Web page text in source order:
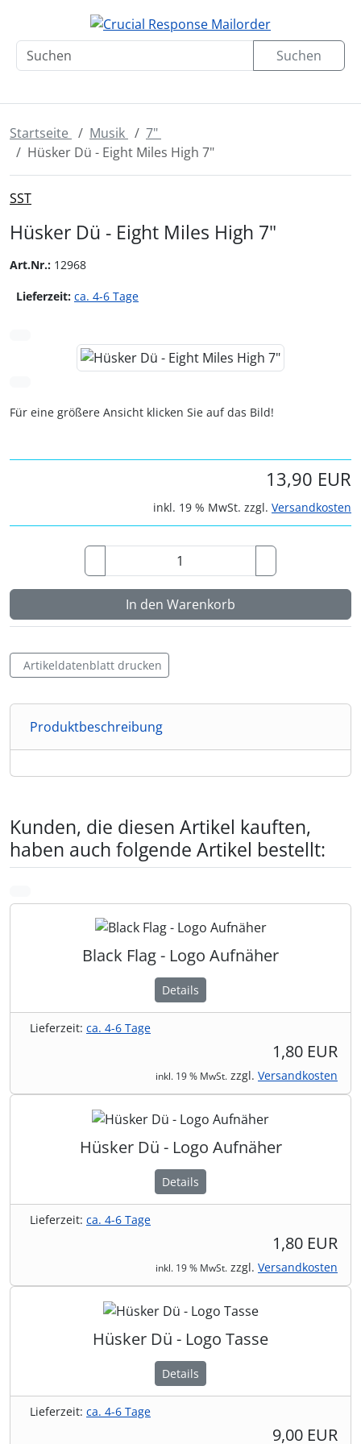
Sprungnavigation
Springe zur Navigation Springe zum Inhalt
Suchen
Startseite Musik
7"
Hüsker Dü - Eight Miles High 7"
SST
Hüsker Dü - Eight Miles High 7"
Art.Nr.: 12968
Lieferzeit: ca. 4-6 Tage
Für eine größere Ansicht klicken Sie auf das Bild!
13,90 EUR
inkl. 19 % MwSt. zzgl. Versandkosten
In den Warenkorb
Artikeldatenblatt drucken
Produktbeschreibung
Kunden, die diesen Artikel kauften,
haben auch folgende Artikel bestellt:
zurück
Black Flag - Logo Aufnäher
Details
Lieferzeit: ca. 4-6 Tage
1,80 EUR
inkl. 19 % MwSt. zzgl. Versandkosten
Hüsker Dü - Logo Aufnäher
Details
Lieferzeit: ca. 4-6 Tage
1,80 EUR
inkl. 19 % MwSt. zzgl. Versandkosten
Hüsker Dü - Logo Tasse
Details
Lieferzeit: ca. 4-6 Tage
9,00 EUR